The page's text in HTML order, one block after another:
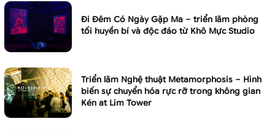
Đi Đêm Có Ngày Gặp Ma – triển lãm phòng
tối huyền bí và độc đáo từ Khô Mực Studio
Triển lãm Nghệ thuật Metamorphosis – Hình
biến sự chuyển hóa rực rỡ trong không gian
Kén at Lim Tower